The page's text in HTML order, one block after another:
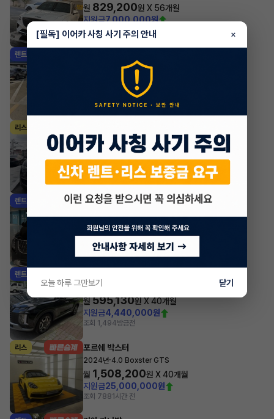
월 829,200원 X 56개월
지원금7,000,000원
조회 306 방금전
렌트
4WD 프레스티지
627,600원 X
4,500,000원
조회 2,193방금전
리스
2022년 2.0 Hybrid GT
월 1,697,700원 X 24 개월
지원금31,860,000원
조회 694방금전
렌트 기아 카니발
월681,890원 X35개월
조회 1,014방금전
렌트
2024년
월 595,130원 X 40개월
지원금4,440,000원
조회 1,494방금전
리스 포르쉐 박스터
2024년·4.0 Boxster GTS
월 1,508,200원 X40개월
지원금25,000,000원
조회 7881시간 전
[필독] 이어카 사칭 사기 주의 안내 ×
오늘 하루 그만보기 닫기